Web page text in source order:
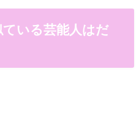
いる芸能人はだ